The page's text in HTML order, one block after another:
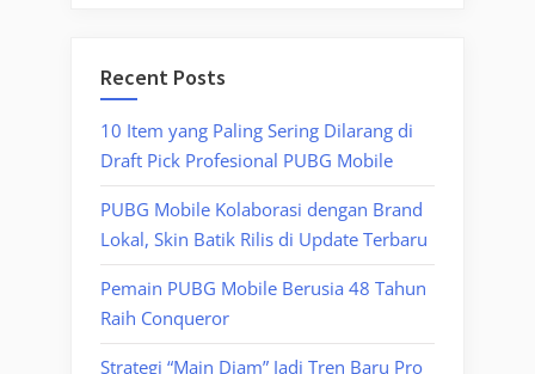
Recent Posts
10 Item yang Paling Sering Dilarang di
Draft Pick Profesional PUBG Mobile
PUBG Mobile Kolaborasi dengan Brand
Lokal, Skin Batik Rilis di Update Terbaru
Pemain PUBG Mobile Berusia 48 Tahun
Raih Conqueror
Strategi “Main Diam” Jadi Tren Baru Pro